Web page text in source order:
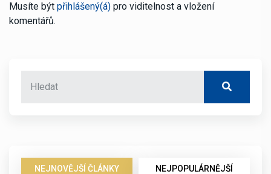
Musíte být přihlášený(á) pro viditelnost a vložení
komentářů.
NEJNOVĚJŠÍ ČLÁNKY NEJPOPULÁRNĚJŠÍ